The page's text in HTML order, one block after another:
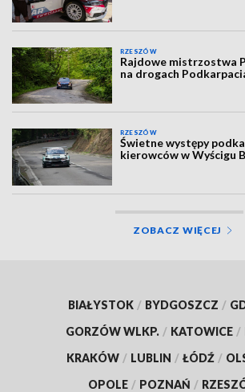
RZESZÓW
Rajdowe mistrzostwa
na drogach
RZESZÓW
Świetne występy
kierowców w Wyścigu
ZOBACZ WIĘCEJ
BIAŁYSTOK / BYDGOSZCZ /
GORZÓW WLKP. / KATOWICE /
KRAKÓW / LUBLIN / ŁÓDŹ /
OPOLE / POZNAŃ /